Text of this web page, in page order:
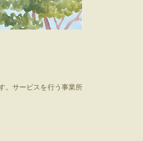
。サービスを行う事業所